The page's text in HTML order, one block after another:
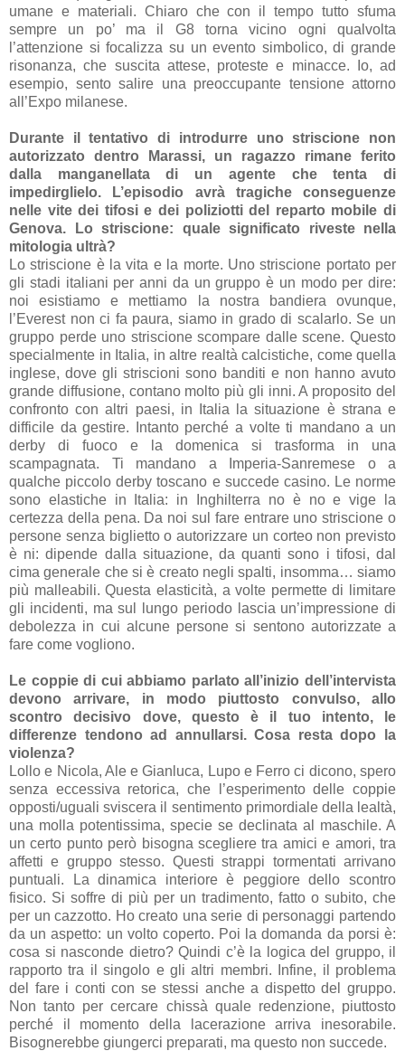
umane e materiali. Chiaro che con il tempo tutto sfuma
sempre un po’ ma il G8 torna vicino ogni qualvolta
l’attenzione si focalizza su un evento simbolico, di grande
risonanza, che suscita attese, proteste e minacce. Io, ad
esempio, sento salire una preoccupante tensione attorno
all’Expo milanese.
Durante il tentativo di introdurre uno striscione non
autorizzato dentro Marassi, un ragazzo rimane ferito
dalla manganellata di un agente che tenta di
impedirglielo. L’episodio avrà tragiche conseguenze
nelle vite dei tifosi e dei poliziotti del reparto mobile di
Genova.
Lo striscione: quale significato riveste nella
mitologia ultrà?
Lo striscione è la vita e la morte. Uno striscione portato per
gli stadi italiani per anni da un gruppo è un modo per dire:
noi esistiamo e mettiamo la nostra bandiera ovunque,
l’Everest non ci fa paura, siamo in grado di scalarlo. Se un
gruppo perde uno striscione scompare dalle scene. Questo
specialmente in Italia, in altre realtà calcistiche, come quella
inglese, dove gli striscioni sono banditi e non hanno avuto
grande diffusione, contano molto più gli inni. A proposito del
confronto con altri paesi, in Italia la situazione è strana e
difficile da gestire. Intanto perché a volte ti mandano a un
derby di fuoco e la domenica si trasforma in una
scampagnata. Ti mandano a Imperia-Sanremese o a
qualche piccolo derby toscano e succede casino. Le norme
sono elastiche in Italia: in Inghilterra no è no e vige la
certezza della pena. Da noi sul fare entrare uno striscione o
persone senza biglietto o autorizzare un corteo non previsto
è ni: dipende dalla situazione, da quanti sono i tifosi, dal
cima generale che si è creato negli spalti, insomma… siamo
più malleabili. Questa elasticità, a volte permette di limitare
gli incidenti, ma sul lungo periodo lascia un’impressione di
debolezza in cui alcune persone si sentono autorizzate a
fare come vogliono.
Le coppie di cui abbiamo parlato all’inizio dell’intervista
devono arrivare, in modo piuttosto convulso, allo
scontro decisivo dove, questo è il tuo intento, le
differenze tendono ad annullarsi.Cosa resta dopo la
violenza?
Lollo e Nicola, Ale e Gianluca, Lupo e Ferro ci dicono, spero
senza eccessiva retorica, che l’esperimento delle coppie
opposti/uguali sviscera il sentimento primordiale della lealtà,
una molla potentissima, specie se declinata al maschile. A
un certo punto però bisogna scegliere tra amici e amori, tra
affetti e gruppo stesso. Questi strappi tormentati arrivano
puntuali. La dinamica interiore è peggiore dello scontro
fisico. Si soffre di più per un tradimento, fatto o subito, che
per un cazzotto. Ho creato una serie di personaggi partendo
da un aspetto: un volto coperto. Poi la domanda da porsi è:
cosa si nasconde dietro? Quindi c’è la logica del gruppo, il
rapporto tra il singolo e gli altri membri. Infine, il problema
del fare i conti con se stessi anche a dispetto del gruppo.
Non tanto per cercare chissà quale redenzione, piuttosto
perché il momento della lacerazione arriva inesorabile.
Bisognerebbe giungerci preparati, ma questo non succede.